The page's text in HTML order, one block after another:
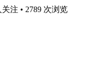
注 • 2789 次浏览